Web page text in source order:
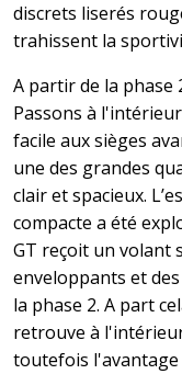
discrets liserés
trahissent la
A partir de la phase
Passons à
facile aux sièges
une des grandes
clair et spacieux.
compacte a été
GT reçoit un volant
enveloppants et
la phase 2. A part
retrouve à
toutefois l'avantage